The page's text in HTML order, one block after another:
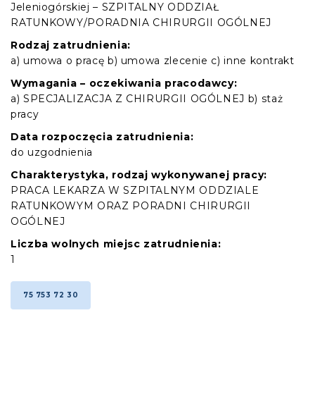
Jeleniogórskiej – SZPITALNY ODDZIAŁ
RATUNKOWY/PORADNIA CHIRURGII OGÓLNEJ
Rodzaj zatrudnienia:
a) umowa o pracę b) umowa zlecenie c) inne kontrakt
Wymagania – oczekiwania pracodawcy:
a) SPECJALIZACJA Z CHIRURGII OGÓLNEJ b) staż
pracy
Data rozpoczęcia zatrudnienia:
do uzgodnienia
Charakterystyka, rodzaj wykonywanej pracy:
PRACA LEKARZA W SZPITALNYM ODDZIALE
RATUNKOWYM ORAZ PORADNI CHIRURGII
OGÓLNEJ
Liczba wolnych miejsc zatrudnienia:
1
75 753 72 30